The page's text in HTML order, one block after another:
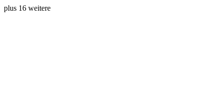
plus 16 weitere